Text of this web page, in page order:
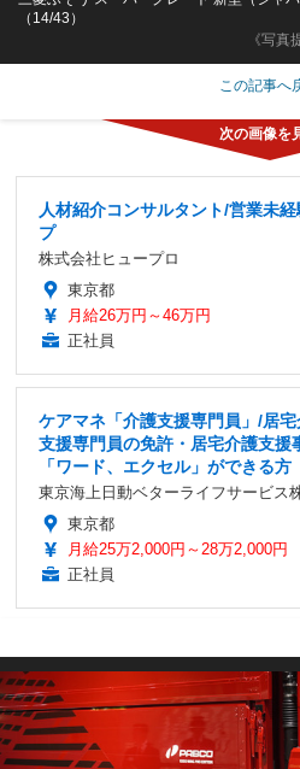
《写真
（14/43）
この記事へ
人材紹介コンサルタント/営業未
プ
株式会社ヒュープロ
東京都
月給26万円～46万円
正社員
ケアマネ「介護支援専門員」/居
支援専門員の免許・居宅介護支援
「ワード、エクセル」ができる方
東京海上日動ベターライフサービス
東京都
月給25万2,000円～28万2,000円
正社員